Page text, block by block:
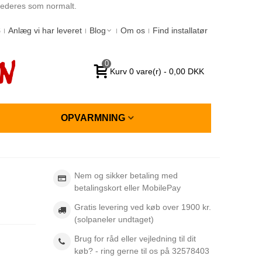
som normalt.
Anlæg vi har leveret Blog Om os Find installatør
0
Kurv 0 vare(r) - 0,00 DKK
OPVARMNING
Nem og sikker betaling med
betalingskort eller MobilePay
Gratis levering ved køb over 1900 kr.
(solpaneler undtaget)
Brug for råd eller vejledning til dit
køb? - ring gerne til os på 32578403